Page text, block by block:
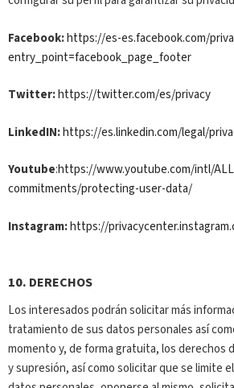
Facebook:https://es-es.facebook.com/
entry_point=facebook_page_footer
Twitter:https://twitter.com/es/privacy
LinkedIN:https://es.linkedin.com/legal/
Youtube:https://www.youtube.com/intl/
commitments/protecting-user-data/
Instagram:https://
10. DERECHOS
Los interesados podrán solicitar más
tratamiento de sus datos personales así
momento y, de forma gratuita, los derechos
y supresión, así como solicitar que se limite